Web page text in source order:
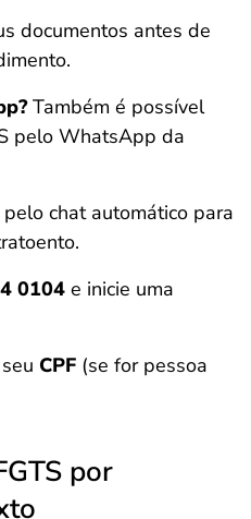
documentos antes de
Também é possível
pelo WhatsApp da
chat automático para
0104 e inicie uma
CPF (se for pessoa
por